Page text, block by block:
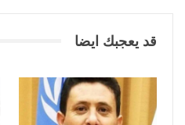
قد يعجبك ايضا